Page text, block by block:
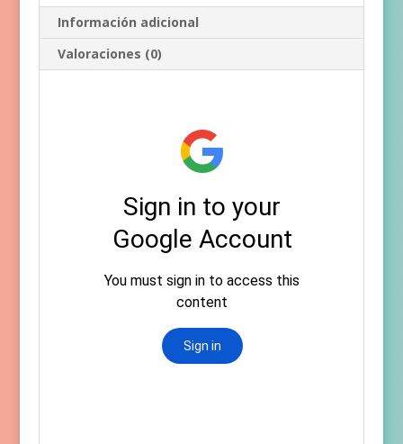
Información adicional
Valoraciones (0)